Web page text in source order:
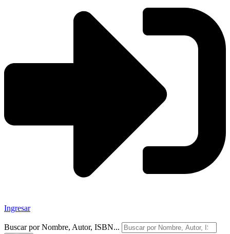
Ingresar
Buscar por Nombre, Autor, ISBN...